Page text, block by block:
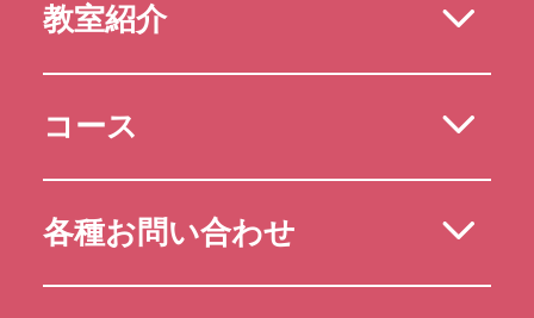
教室紹介
コース
各種お問い合わせ